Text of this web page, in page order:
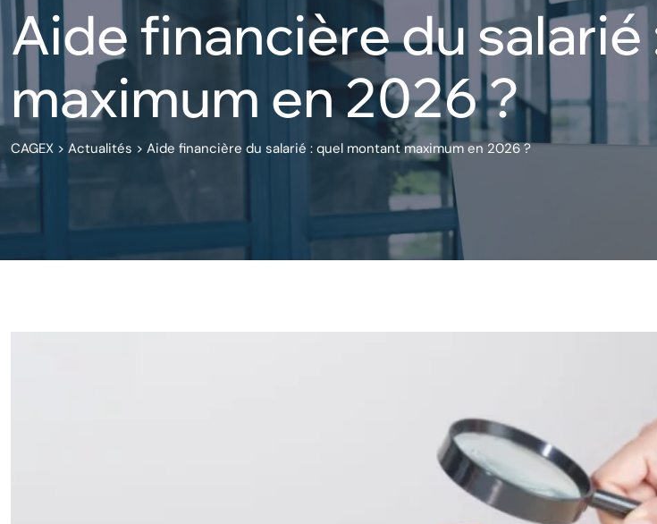
Aide financière du
maximum en 2026 ?
CAGEX > Actualités > Aide financière du salarié : quel montant maximum en 2026 ?